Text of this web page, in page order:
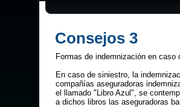
Formas de indemnización en
En caso de siniestro, la
compañías aseguradoras
el llamado "Libro Azul", se
a dichos libros las aseguradoras
Consejos 3